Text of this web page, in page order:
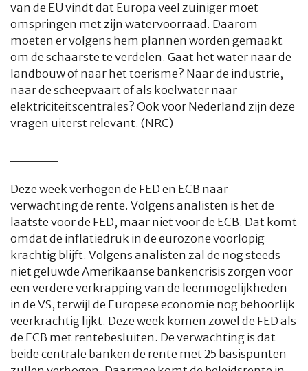
van de EU vindt dat Europa veel zuiniger moet
omspringen met zijn watervoorraad. Daarom
moeten er volgens hem plannen worden gemaakt
om de schaarste te verdelen. Gaat het water naar de
landbouw of naar het toerisme? Naar de industrie,
naar de scheepvaart of als koelwater naar
elektriciteitscentrales? Ook voor Nederland zijn deze
vragen uiterst relevant. (NRC)
Deze week verhogen de FED en ECB naar
verwachting de rente. Volgens analisten is het de
laatste voor de FED, maar niet voor de ECB. Dat komt
omdat de inflatiedruk in de eurozone voorlopig
krachtig blijft. Volgens analisten zal de nog steeds
niet geluwde Amerikaanse bankencrisis zorgen voor
een verdere verkrapping van de leenmogelijkheden
in de VS, terwijl de Europese economie nog behoorlijk
veerkrachtig lijkt. Deze week komen zowel de FED als
de ECB met rentebesluiten. De verwachting is dat
beide centrale banken de rente met 25 basispunten